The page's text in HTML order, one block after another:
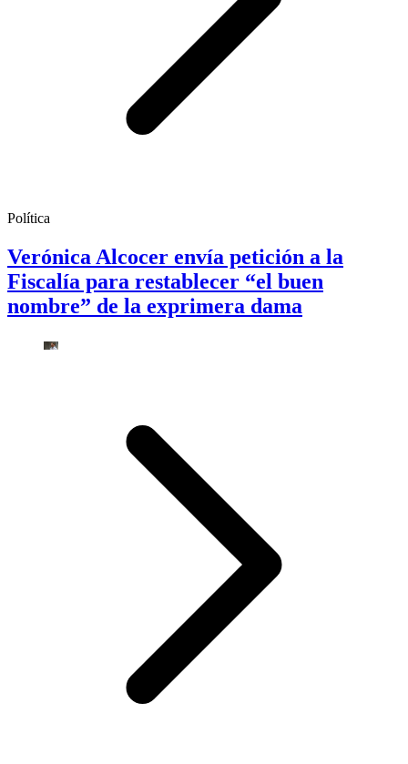
Política
Verónica Alcocer envía petición a la
Fiscalía para restablecer “el buen
nombre” de la exprimera dama